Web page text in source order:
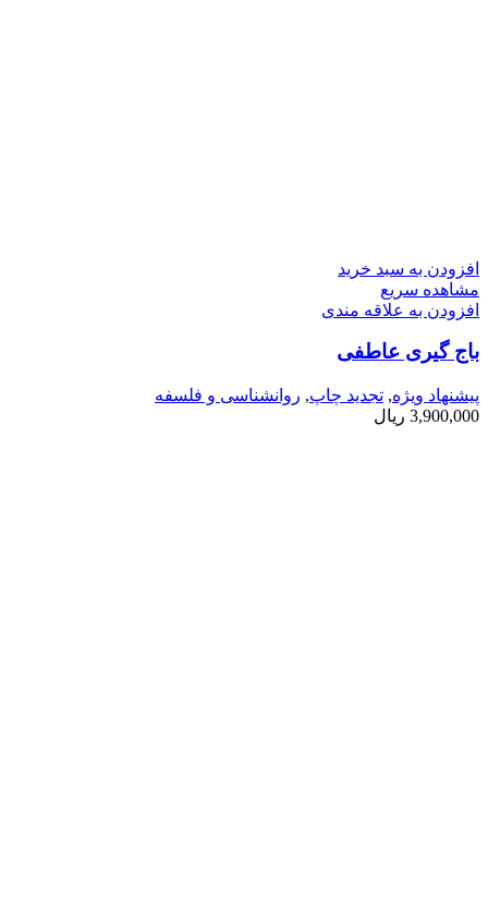
افزودن به سبد خرید
مشاهده سریع
افزودن به علاقه مندی
باج گیری عاطفی
پیشنهاد ویژه, تجدید چاپ, روانشناسی و فلسفه
3,900,000 ریال